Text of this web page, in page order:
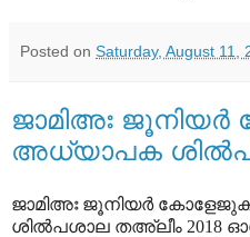
Posted on Saturday, August 11,
ജാമിഅഃ ജൂനിയര്‍
അധ്യാപക
ജാമിഅഃ ജൂനിയര്‍
ശില്‍പശാല തഅ്‌ലീം 2018